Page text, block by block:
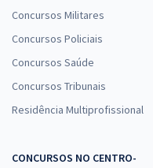
Concursos Militares
Concursos Policiais
Concursos Saúde
Concursos Tribunais
Residência Multiprofissional
CONCURSOS NO CENTRO-